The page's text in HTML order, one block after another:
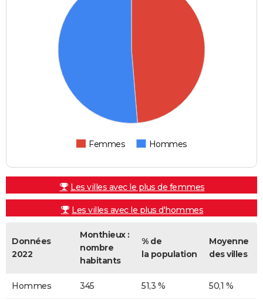
Femmes Hommes
Les villes avec le plus de femmes
Les villes avec le plus d'hommes
Données
2022
Monthieux :
nombre
habitants
% de
la population
Moyenne
des villes
Hommes 345 51,3 % 50,1 %